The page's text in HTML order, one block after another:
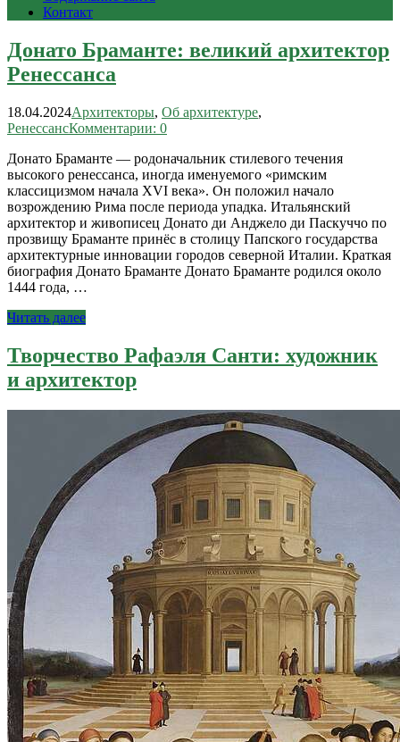
Контакт
Донато Браманте: великий архитектор
Ренессанса
18.04.2024Архитекторы, Об архитектуре,
РенессансКомментарии: 0
Донато Браманте — родоначальник стилевого течения
высокого ренессанса, иногда именуемого «римским
классицизмом начала XVI века». Он положил начало
возрождению Рима после периода упадка. Итальянский
архитектор и живописец Донато ди Анджело ди Паскуччо по
прозвищу Браманте принёс в столицу Папского государства
архитектурные инновации городов северной Италии. Краткая
биография Донато Браманте Донато Браманте родился около
1444 года, …
Читать далее
Творчество Рафаэля Санти: художник
и архитектор